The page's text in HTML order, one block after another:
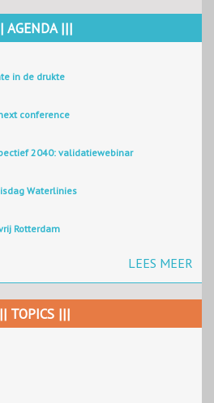
AGENDA |||
in de drukte
conference
2040: validatiewebinar
Waterlinies
Rotterdam
LEES MEER
TOPICS |||